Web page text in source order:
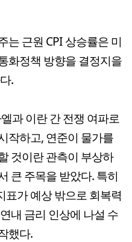
는 근원 CPI 상승률은 미
화정책 방향을 결정지을
.
과 이란 간 전쟁 여파로
작하고, 연준이 물가를
것이란 관측이 부상하
큰 주목을 받았다. 특히
표가 예상 밖으로 회복력
내 금리 인상에 나설 수
했다.